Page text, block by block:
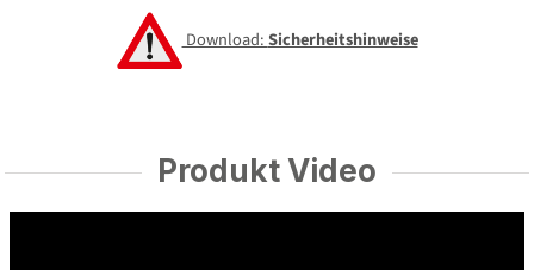
Download:Sicherheitshinweise
Produkt Video